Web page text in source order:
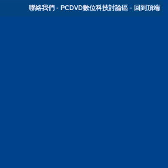
聯絡我們 - PCDVD數位科技討論區 - 回到頂端